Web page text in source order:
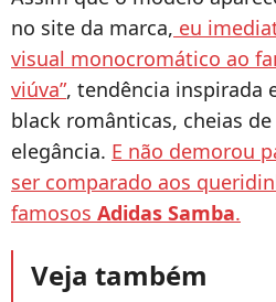
no site da marca, eu
visual monocromático ao
viúva”, tendência inspirada
black românticas, cheias
elegância. E não demorou
ser comparado aos
famosos Adidas Samba.
Veja também